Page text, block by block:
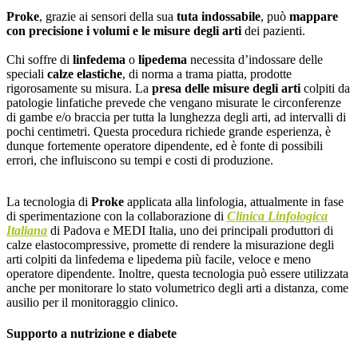
Proke, grazie ai sensori della sua tuta indossabile, può mappare
con precisione i volumi e le misure degli arti dei pazienti.
Chi soffre di linfedema o lipedema necessita d’indossare delle
speciali calze elastiche, di norma a trama piatta, prodotte
rigorosamente su misura. La presa delle misure degli arti colpiti da
patologie linfatiche prevede che vengano misurate le circonferenze
di gambe e/o braccia per tutta la lunghezza degli arti, ad intervalli di
pochi centimetri. Questa procedura richiede grande esperienza, è
dunque fortemente operatore dipendente, ed è fonte di possibili
errori, che influiscono su tempi e costi di produzione.
La tecnologia di Proke applicata alla linfologia, attualmente in fase
di sperimentazione con la collaborazione di Clinica Linfologica
Italiana di Padova e MEDI Italia, uno dei principali produttori di
calze elastocompressive, promette di rendere la misurazione degli
arti colpiti da linfedema e lipedema più facile, veloce e meno
operatore dipendente. Inoltre, questa tecnologia può essere utilizzata
anche per monitorare lo stato volumetrico degli arti a distanza, come
ausilio per il monitoraggio clinico.
Supporto a nutrizione e diabete